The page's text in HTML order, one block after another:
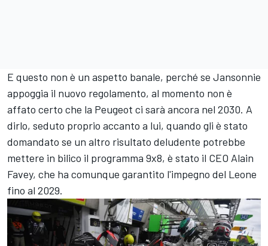
E questo non è un aspetto banale, perché se Jansonnie
appoggia il nuovo regolamento, al momento non è
affato certo che la Peugeot ci sarà ancora nel 2030. A
dirlo, seduto proprio accanto a lui, quando gli è stato
domandato se un altro risultato deludente potrebbe
mettere in bilico il programma 9x8, è stato il CEO Alain
Favey, che ha comunque garantito l'impegno del Leone
fino al 2029.